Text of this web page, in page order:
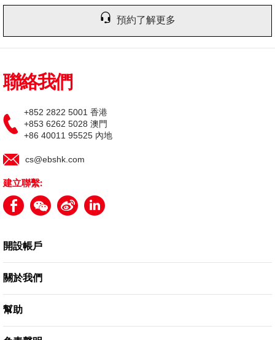
預約了解更多
聯絡我們
+852 2822 5001 香港
+853 6262 5028 澳門
+86 40011 95525 內地
cs@ebshk.com
建立聯繫:
開設帳戶
關於我們
幫助